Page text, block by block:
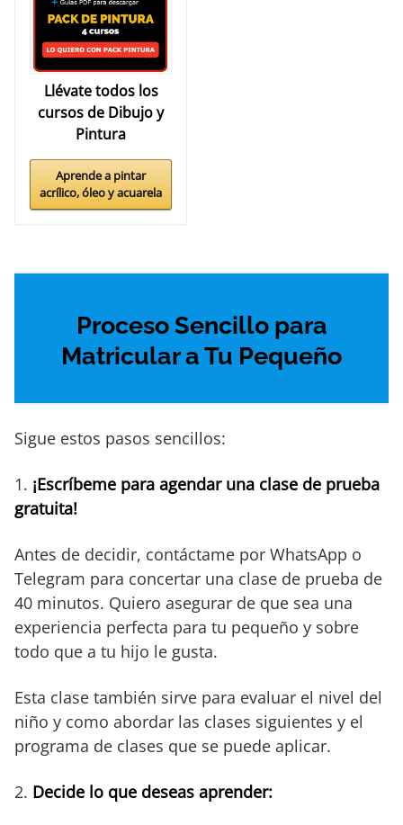
Llévate todos los
cursos de Dibujo y
Pintura
Aprende a pintar
acrílico, óleo y acuarela
Proceso Sencillo para
Matricular a Tu Pequeño
Sigue estos pasos sencillos:
1. ¡Escríbeme para agendar una clase de prueba
gratuita!
Antes de decidir, contáctame por WhatsApp o
Telegram para concertar una clase de prueba de
40 minutos. Quiero asegurar de que sea una
experiencia perfecta para tu pequeño y sobre
todo que a tu hijo le gusta.
Esta clase también sirve para evaluar el nivel del
niño y como abordar las clases siguientes y el
programa de clases que se puede aplicar.
2. Decide lo que deseas aprender: